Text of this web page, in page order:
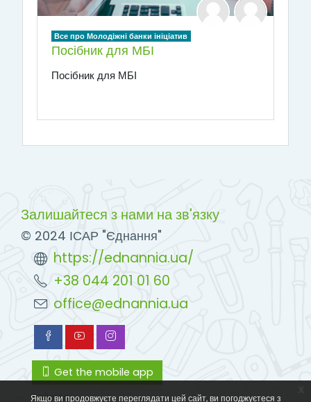
Все про Молодіжні банки ініціатив
Посібник для МБІ
Посібник для МБІ
Залишайтеся з нами на зв'язку
© 2024 ІСАР "Єднання"
https://ednannia.ua/
+38 044 201 01 60
office@ednannia.ua
Get the mobile app
Policies
Якщо ви продовжуєте переглядати цей сайт, ви погоджуєтеся з
x